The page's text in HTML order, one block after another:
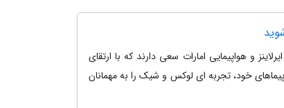
و هواپیمایی امارات سعی دارند که با ارتقای
خود، تجربه ای لوکس و شیک را به مهمانان